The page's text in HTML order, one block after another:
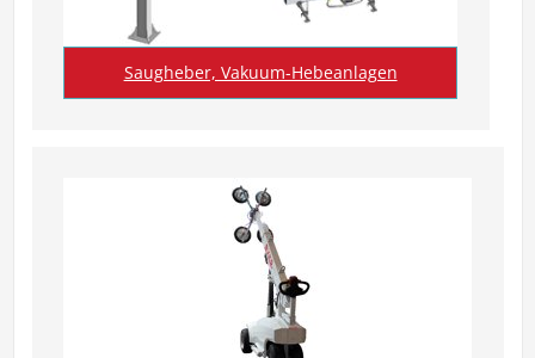
Saugheber, Vakuum-Hebeanlagen